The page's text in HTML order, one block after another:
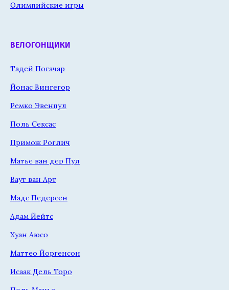
Олимпийские игры
ВЕЛОГОНЩИКИ
Тадей Погачар
Йонас Вингегор
Ремко Эвенпул
Поль Сексас
Примож Роглич
Матье ван дер Пул
Ваут ван Арт
Мадс Педерсен
Адам Йейтс
Хуан Аюсо
Маттео Йоргенсон
Исаак Дель Торо